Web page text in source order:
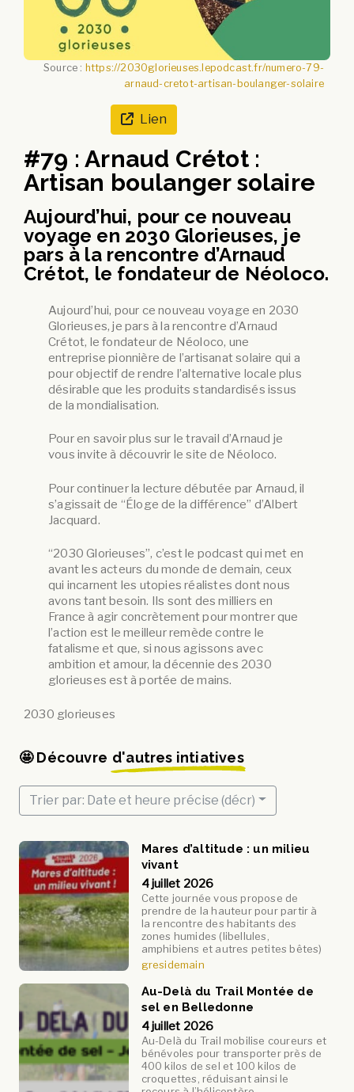
Source : https://2030glorieuses.lepodcast.fr/numero-79-
arnaud-cretot-artisan-boulanger-solaire
Lien
#79 : Arnaud Crétot :
Artisan boulanger solaire
Aujourd’hui, pour ce nouveau
voyage en 2030 Glorieuses, je
pars à la rencontre d’Arnaud
Crétot, le fondateur de Néoloco.
Aujourd’hui, pour ce nouveau voyage en 2030
Glorieuses, je pars à la rencontre d’Arnaud
Crétot, le fondateur de Néoloco, une
entreprise pionnière de l’artisanat solaire qui a
pour objectif de rendre l’alternative locale plus
désirable que les produits standardisés issus
de la mondialisation.
Pour en savoir plus sur le travail d’Arnaud je
vous invite à découvrir le site de Néoloco.
Pour continuer la lecture débutée par Arnaud, il
s’agissait de “Éloge de la différence” d’Albert
Jacquard.
“2030 Glorieuses”, c’est le podcast qui met en
avant les acteurs du monde de demain, ceux
qui incarnent les utopies réalistes dont nous
avons tant besoin. Ils sont des milliers en
France à agir concrètement pour montrer que
l’action est le meilleur remède contre le
fatalisme et que, si nous agissons avec
ambition et amour, la décennie des 2030
glorieuses est à portée de mains.
2030 glorieuses
🤩 Découvre d'autres intiatives
Trier par: Date et heure précise (décr)
Mares d’altitude : un milieu
vivant
4 juillet 2026
Cette journée vous propose de
prendre de la hauteur pour partir à
la rencontre des habitants des
zones humides (libellules,
amphibiens et autres petites bêtes)
gresidemain
Au-Delà du Trail Montée de
sel en Belledonne
4 juillet 2026
Au-Delà du Trail mobilise coureurs et
bénévoles pour transporter près de
400 kilos de sel et 100 kilos de
croquettes, réduisant ainsi le